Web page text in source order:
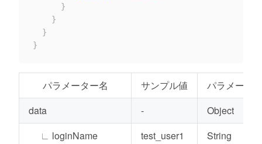
}
}
}
}
パラメーター名 サンプル値
パラメータ
data
-
Object
∟ loginName test_user1 String